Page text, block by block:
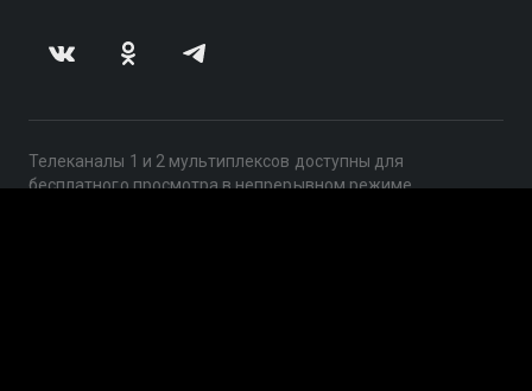
Телеканалы 1 и 2 мультиплексов доступны для
бесплатного просмотра в непрерывном режиме,